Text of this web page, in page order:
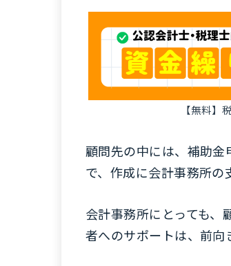
【無料】
顧問先の中には、補助
で、作成に会計事務所の
会計事務所にとっても
者へのサポートは、前向